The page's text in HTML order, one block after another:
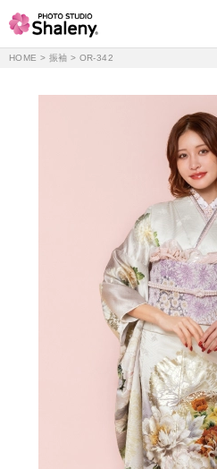
HOME > 振袖 > OR-342